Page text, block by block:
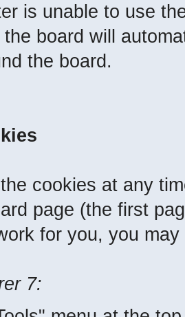
is unable to use
board will
the board.
cookies at any
page (the first
for you, you
7: